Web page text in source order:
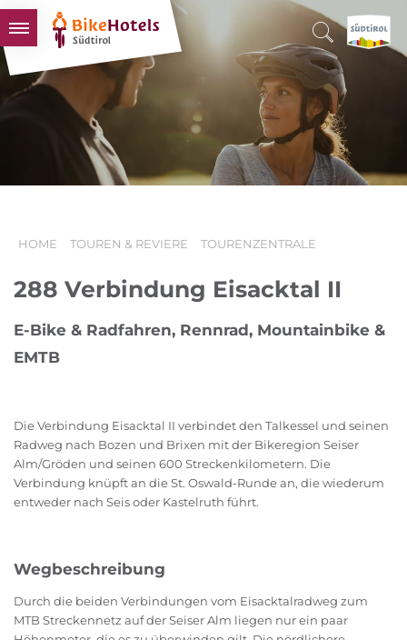
BIKEHOTELS
HOTELS & PAKETE
TOUREN & REVIERE
SÜDTIROL & WIR
HOME TOUREN & REVIERE TOURENZENTRALE
288 Verbindung Eisacktal II
E-Bike & Radfahren, Rennrad, Mountainbike &
EMTB
Die Verbindung Eisacktal II verbindet den Talkessel und seinen
Radweg nach Bozen und Brixen mit der Bikeregion Seiser
Alm/Gröden und seinen 600 Streckenkilometern. Die
Verbindung knüpft an die St. Oswald-Runde an, die wiederum
entweder nach Seis oder Kastelruth führt.
Wegbeschreibung
Durch die beiden Verbindungen vom Eisacktalradweg zum
MTB Streckennetz auf der Seiser Alm liegen nur ein paar